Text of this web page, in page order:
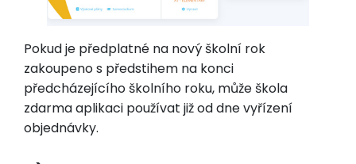
Pokud je předplatné na nový školní rok
zakoupeno s předstihem na konci
předcházejícího školního roku, může škola
zdarma aplikaci používat již od dne vyřízení
objednávky.